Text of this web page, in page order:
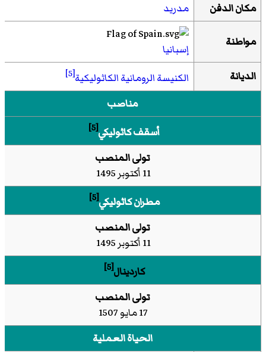
مكان الدفن مدريد
مواطنة
إسبانيا
الديانة
الكنيسة الرومانية الكاثوليكية[5]
مناصب
أسقف كاثوليكي[5]
تولى المنصب
11 أكتوبر 1495
مطران كاثوليكي[5]
تولى المنصب
11 أكتوبر 1495
كاردينال[5]
تولى المنصب
17 مايو 1507
الحياة العملية